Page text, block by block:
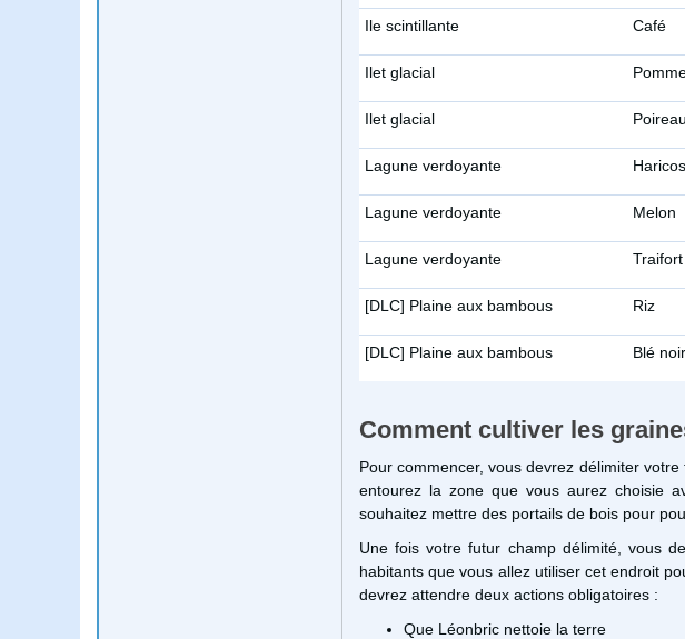
Ile scintillante Café
Ilet glacial
Ilet glacial Poireau
Lagune verdoyante
Lagune verdoyante Melon
Lagune verdoyante Traifort
[DLC] Plaine aux bambous Riz
[DLC] Plaine aux bambous Blé noir
Comment cultiver les
Pour commencer, vous devrez délimiter
entourez la zone que vous aurez choisie
souhaitez mettre des portails de bois pour
Une fois votre futur champ délimité, vous
habitants que vous allez utiliser cet endroit
devrez attendre deux actions obligatoires :
Que Léonbric nettoie la terre